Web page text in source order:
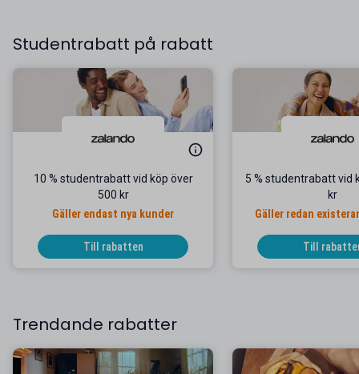
Studentrabatt på rabatt
10 % studentrabatt vid köp över
500 kr
Gäller endast nya kunder
Till rabatten
5 % studentrabatt vid
kr
Gäller redan
Till
Trendande rabatter